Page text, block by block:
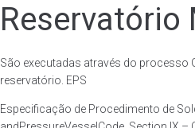
Reservatório
São executadas através do processo
reservatório. EPS
Especificação de Procedimento de